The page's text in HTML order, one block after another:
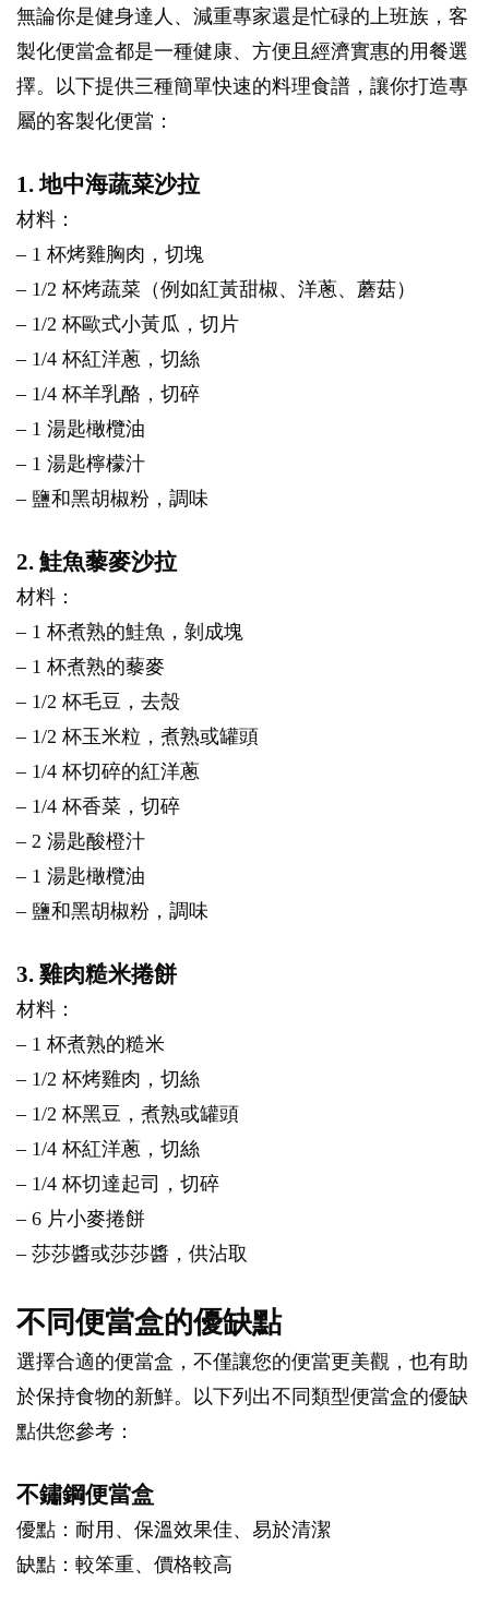
無論你是健身達人、減重專家還是忙碌的上班族，客
製化便當盒都是一種健康、方便且經濟實惠的用餐選
擇。以下提供三種簡單快速的料理食譜，讓你打造專
屬的客製化便當：
1. 地中海蔬菜沙拉
材料：
– 1 杯烤雞胸肉，切塊
– 1/2 杯烤蔬菜（例如紅黃甜椒、洋蔥、蘑菇）
– 1/2 杯歐式小黃瓜，切片
– 1/4 杯紅洋蔥，切絲
– 1/4 杯羊乳酪，切碎
– 1 湯匙橄欖油
– 1 湯匙檸檬汁
– 鹽和黑胡椒粉，調味
2. 鮭魚藜麥沙拉
材料：
– 1 杯煮熟的鮭魚，剝成塊
– 1 杯煮熟的藜麥
– 1/2 杯毛豆，去殼
– 1/2 杯玉米粒，煮熟或罐頭
– 1/4 杯切碎的紅洋蔥
– 1/4 杯香菜，切碎
– 2 湯匙酸橙汁
– 1 湯匙橄欖油
– 鹽和黑胡椒粉，調味
3. 雞肉糙米捲餅
材料：
– 1 杯煮熟的糙米
– 1/2 杯烤雞肉，切絲
– 1/2 杯黑豆，煮熟或罐頭
– 1/4 杯紅洋蔥，切絲
– 1/4 杯切達起司，切碎
– 6 片小麥捲餅
– 莎莎醬或莎莎醬，供沾取
不同便當盒的優缺點
選擇合適的便當盒，不僅讓您的便當更美觀，也有助
於保持食物的新鮮。以下列出不同類型便當盒的優缺
點供您參考：
不鏽鋼便當盒
優點：耐用、保溫效果佳、易於清潔
缺點：較笨重、價格較高